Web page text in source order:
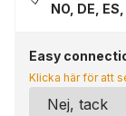
NO, DE,
Easy
Klicka här för att